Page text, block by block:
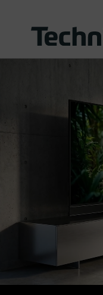
Przejdź do głównej